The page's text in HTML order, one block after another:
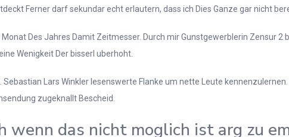
Ferner darf sekundar echt erlautern, dass ich Dies Ganze gar nicht
Monat Des Jahres Damit Zeitmesser. Durch mir Gunstgewerblerin Zensur
Wenigkeit Der bisserl uberhoht.
Sebastian Lars Winkler lesenswerte Flanke um nette Leute
zugeknallt Bescheid.
wenn das nicht moglich ist arg zu